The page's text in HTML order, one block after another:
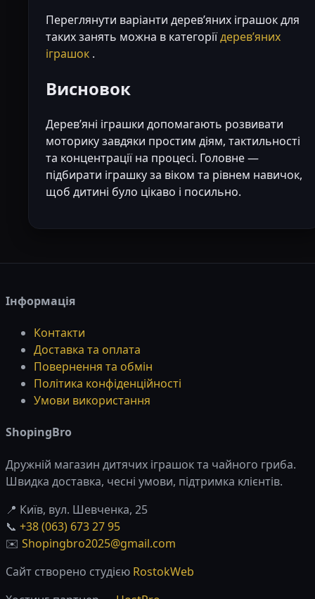
Переглянути варіанти деревʼяних іграшок для
таких занять можна в категоріїдеревʼяних
іграшок .
Висновок
Деревʼяні іграшки допомагають розвивати
моторику завдяки простим діям, тактильності
та концентрації на процесі. Головне —
підбирати іграшку за віком та рівнем навичок,
щоб дитині було цікаво і посильно.
Інформація
Контакти
Доставка та оплата
Повернення та обмін
Політика конфіденційності
Умови використання
ShopingBro
Дружній магазин дитячих іграшок та чайного гриба.
Швидка доставка, чесні умови, підтримка клієнтів.
📍 Київ, вул. Шевченка, 25
📞 +38 (063) 673 27 95
✉️ Shopingbro2025@gmail.com
Сайт створено студією RostokWeb